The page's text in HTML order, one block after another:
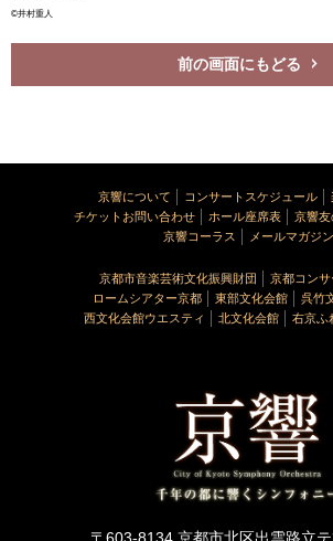
©井村重人
前の画面にもどる
京響について コンサートスケジュール
チケットお問い合わせ
ホール座席表 京響友
京響コーラス
メールマガジン
京都市音楽芸術文化振興財団
京都コン
ロームシアター京都
東部文化会館
呉竹
西文化会館ウエスティ
北文化会館 右京ふ
〒603-8134 京都市北区出雲路立